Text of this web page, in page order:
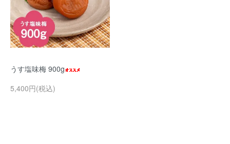
うす塩味梅 900g
5,400円(税込)